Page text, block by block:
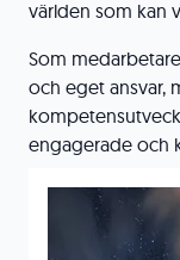
världen som kan
Som
och eget ansvar,
engagerade och